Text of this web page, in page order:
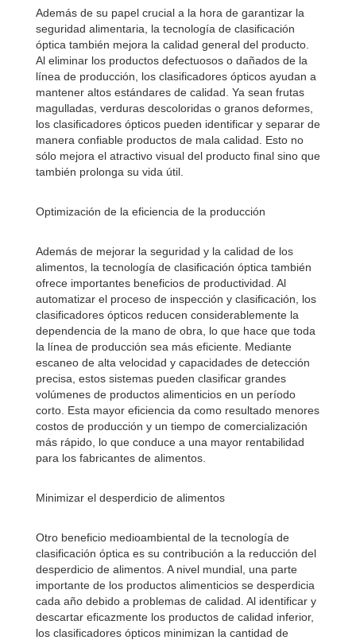
Además de su papel crucial a la hora de garantizar la
seguridad alimentaria, la tecnología de clasificación
óptica también mejora la calidad general del producto.
Al eliminar los productos defectuosos o dañados de la
línea de producción, los clasificadores ópticos ayudan a
mantener altos estándares de calidad. Ya sean frutas
magulladas, verduras descoloridas o granos deformes,
los clasificadores ópticos pueden identificar y separar de
manera confiable productos de mala calidad. Esto no
sólo mejora el atractivo visual del producto final sino que
también prolonga su vida útil.
Optimización de la eficiencia de la producción
Además de mejorar la seguridad y la calidad de los
alimentos, la tecnología de clasificación óptica también
ofrece importantes beneficios de productividad. Al
automatizar el proceso de inspección y clasificación, los
clasificadores ópticos reducen considerablemente la
dependencia de la mano de obra, lo que hace que toda
la línea de producción sea más eficiente. Mediante
escaneo de alta velocidad y capacidades de detección
precisa, estos sistemas pueden clasificar grandes
volúmenes de productos alimenticios en un período
corto. Esta mayor eficiencia da como resultado menores
costos de producción y un tiempo de comercialización
más rápido, lo que conduce a una mayor rentabilidad
para los fabricantes de alimentos.
Minimizar el desperdicio de alimentos
Otro beneficio medioambiental de la tecnología de
clasificación óptica es su contribución a la reducción del
desperdicio de alimentos. A nivel mundial, una parte
importante de los productos alimenticios se desperdicia
cada año debido a problemas de calidad. Al identificar y
descartar eficazmente los productos de calidad inferior,
los clasificadores ópticos minimizan la cantidad de